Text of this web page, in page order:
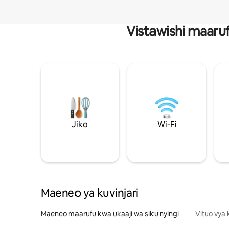
Vistawishi
Jiko Wi-Fi
Maeneo ya kuvinjari
Maeneo maarufu kwa ukaaji wa siku nyingi Vituo vya